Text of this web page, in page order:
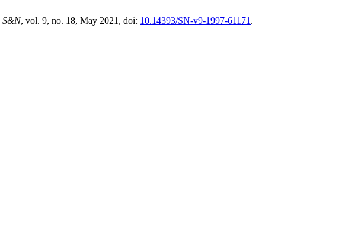
S&N, vol. 9, no. 18, May 2021, doi: 10.14393/SN-v9-1997-61171 .